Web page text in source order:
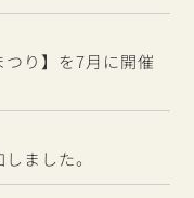
り】を7月に開催
ました。